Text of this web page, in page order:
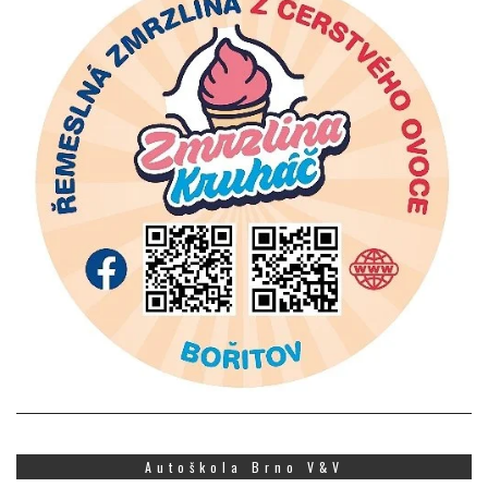
Autoškola Brno V&V